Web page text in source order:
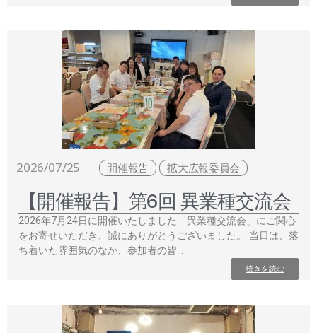
2026/07/25 開催報告 拡大広報委員会
【開催報告】第6回 異業種交流会
2026年7月24日に開催いたしました「異業種交流会」にご関心
をお寄せいただき、誠にありがとうございました。 当日は、落
ち着いた雰囲気のなか、参加者の皆…
続きを読む